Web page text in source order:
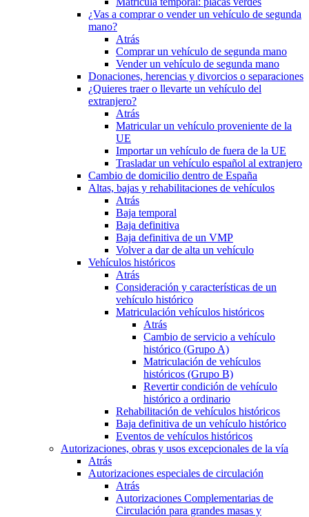
¿Vas a comprar o vender un vehículo de segunda
mano?
Atrás
Comprar un vehículo de segunda mano
Vender un vehículo de segunda mano
Donaciones, herencias y divorcios o separaciones
¿Quieres traer o llevarte un vehículo del
extranjero?
Atrás
Matricular un vehículo proveniente de la
UE
Importar un vehículo de fuera de la UE
Trasladar un vehículo español al extranjero
Cambio de domicilio dentro de España
Altas, bajas y rehabilitaciones de vehículos
Atrás
Baja temporal
Baja definitiva
Baja definitiva de un VMP
Volver a dar de alta un vehículo
Vehículos históricos
Atrás
Consideración y características de un
vehículo histórico
Matriculación vehículos históricos
Atrás
Cambio de servicio a vehículo
histórico (Grupo A)
Matriculación de vehículos
históricos (Grupo B)
Revertir condición de vehículo
histórico a ordinario
Rehabilitación de vehículos históricos
Baja definitiva de un vehículo histórico
Eventos de vehículos históricos
Autorizaciones, obras y usos excepcionales de la vía
Atrás
Autorizaciones especiales de circulación
Atrás
Autorizaciones Complementarias de
Circulación para grandes masas y